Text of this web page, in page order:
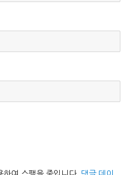
여 스팸을 줄입니다. 댓글 데이